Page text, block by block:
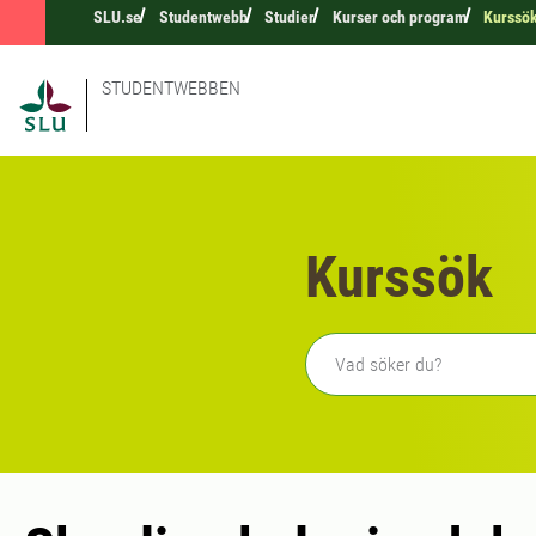
SLU.se Studentwebb Studier Kurser och program
STUDENTWEBBEN
Kurssök
Fritext sökning